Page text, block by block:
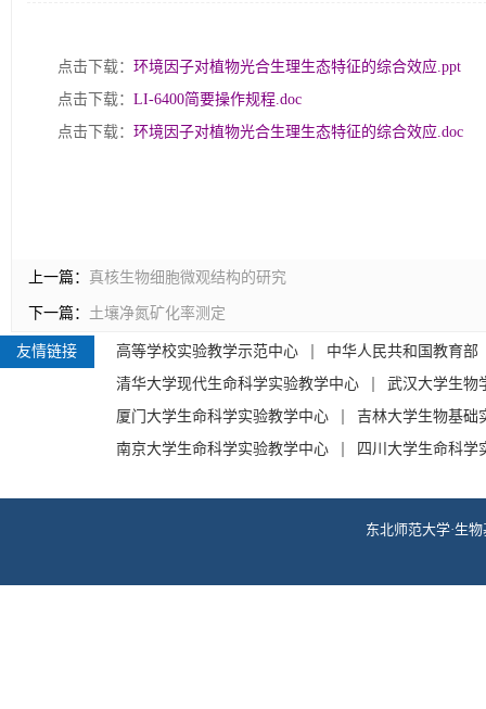
点击下载： 环境因子对植物光合生理生态特征的综合效应.ppt
点击下载： LI-6400简要操作规程.doc
点击下载： 环境因子对植物光合生理生态特征的综合效应.doc
上一篇： 真核生物细胞微观结构的研究
下一篇： 土壤净氮矿化率测定
友情链接 高等学校实验教学示范中心
中华人民共和国教育部
清华大学现代生命科学实验教学中心
武汉大学生物
厦门大学生命科学实验教学中心
吉林大学生物基础
南京大学生命科学实验教学中心
四川大学生命科学
东北师范大学·生